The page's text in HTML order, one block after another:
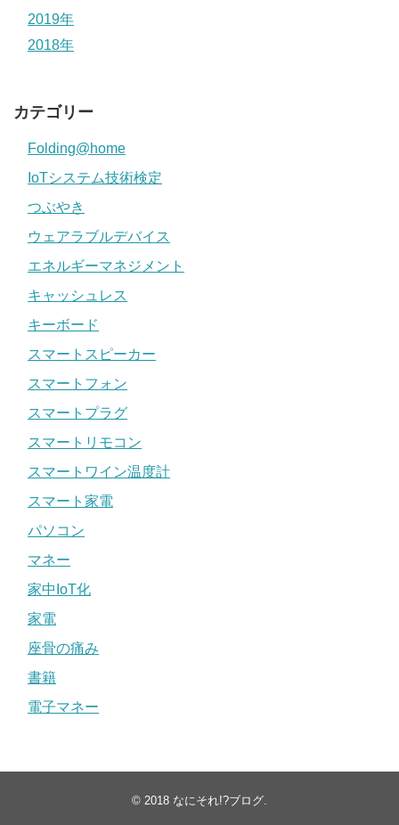
2019年
2018年
カテゴリー
Folding@home
IoTシステム技術検定
つぶやき
ウェアラブルデバイス
エネルギーマネジメント
キャッシュレス
キーボード
スマートスピーカー
スマートフォン
スマートプラグ
スマートリモコン
スマートワイン温度計
スマート家電
パソコン
マネー
家中IoT化
家電
座骨の痛み
書籍
電子マネー
© 2018 なにそれ!?ブログ